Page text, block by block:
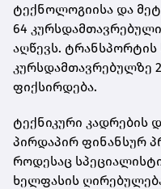
ტექნოლოგიისა და
64
აღწევს.
კურსდამთავრებულზე
ფიქსირდება.
ტექნიკური კადრების
პირდაპირ ფინანსურ
როდესაც
ხელფასის